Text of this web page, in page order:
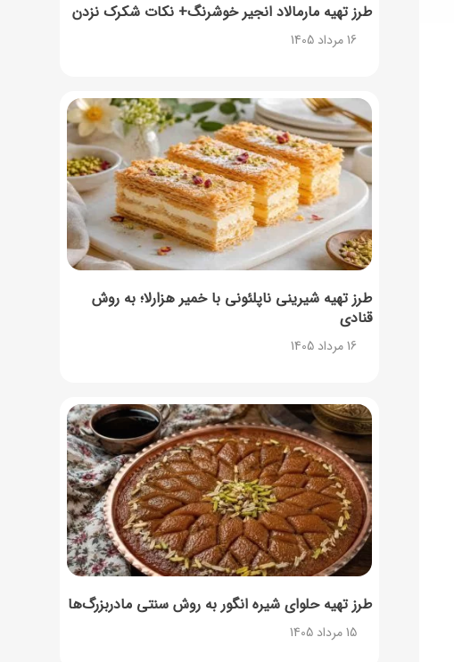
طرز تهیه مارمالاد انجیر خوشرنگ+ نکات شکرک نزدن
16 مرداد 1405
طرز تهیه شیرینی ناپلئونی با خمیر هزارلا؛ به روش
قنادی
16 مرداد 1405
طرز تهیه حلوای شیره انگور به روش سنتی مادربزرگ‌ها
15 مرداد 1405